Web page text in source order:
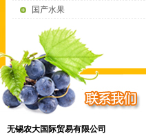
国产水果
无锡农大国际贸易有限公司